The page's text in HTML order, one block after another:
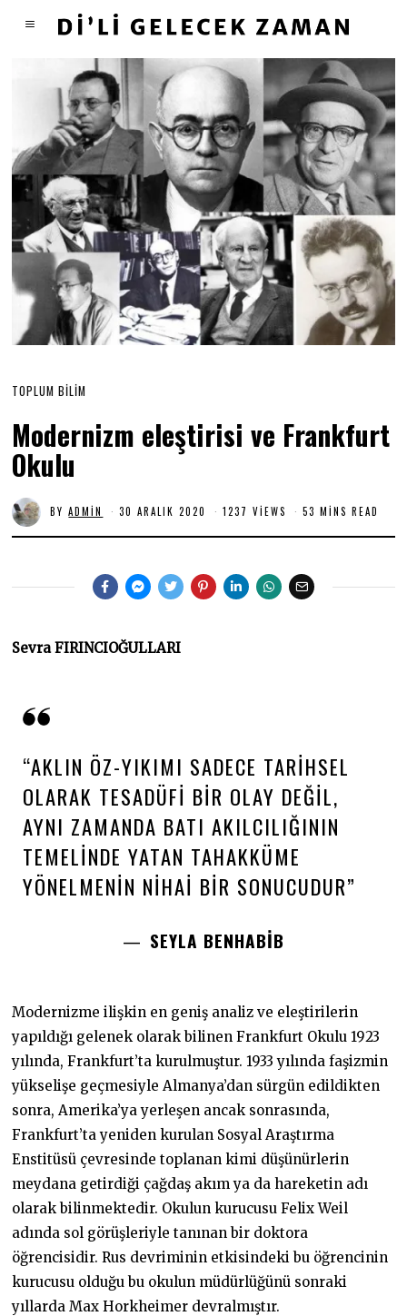
TOPLUM BILIM
Modernizm eleştirisi ve Frankfurt
Okulu
BYADMIN 30 ARALIK 2020
O
K
2
1237 VIEWS 53 MINS READ
Sevra FIRINCIOĞULLARI
“AKLIN ÖZ-YIKIMI SADECE TARIHSEL
OLARAK TESADÜFI BIR OLAY DEĞIL,
AYNI ZAMANDA BATI AKILCILIĞININ
TEMELINDE YATAN TAHAKKÜME
YÖNELMENIN NIHAI BIR SONUCUDUR”
SEYLA BENHABİB
Modernizme ilişkin en geniş analiz ve eleştirilerin
yapıldığı gelenek olarak bilinen Frankfurt Okulu 1923
yılında, Frankfurt’ta kurulmuştur. 1933 yılında faşizmin
yükselişe geçmesiyle Almanya’dan sürgün edildikten
sonra, Amerika’ya yerleşen ancak sonrasında,
Frankfurt’ta yeniden kurulan Sosyal Araştırma
Enstitüsü çevresinde toplanan kimi düşünürlerin
meydana getirdiği çağdaş akım ya da hareketin adı
olarak bilinmektedir. Okulun kurucusu Felix Weil
adında sol görüşleriyle tanınan bir doktora
öğrencisidir. Rus devriminin etkisindeki bu öğrencinin
kurucusu olduğu bu okulun müdürlüğünü sonraki
yıllarda Max Horkheimer devralmıştır.